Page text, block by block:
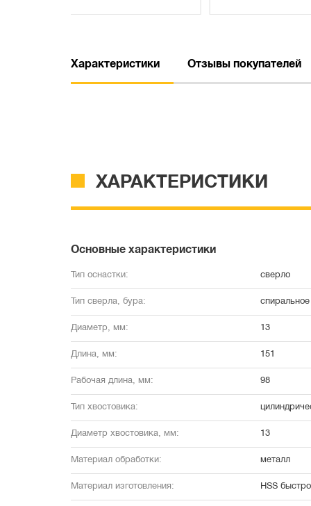
Характеристики Отзывы покупателей
ХАРАКТЕРИСТИКИ
Основные характеристики
Тип оснастки: сверло
Тип сверла, бура: спиральное
Диаметр, мм: 13
Длина, мм: 151
Рабочая длина, мм: 98
Тип хвостовика:
Диаметр хвостовика, мм: 13
Материал обработки: металл
Материал изготовления: HSS